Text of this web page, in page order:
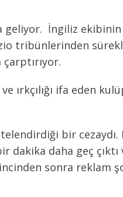
geliyor. İngiliz
tribünlerinden
çarptırıyor.
ırkçılığı ifa eden
bir
daha geç çıktı
sonra reklam